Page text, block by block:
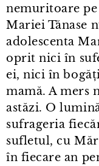
nemuritoare pe
Mariei Tănase
adolescenta
oprit nici în
ei, nici în
mamă. A mers
astăzi. O
sufrageria
sufletul, cu
în fiecare an